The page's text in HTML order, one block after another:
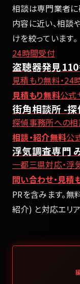
相談は専門業者に
内容に近い、相談
けを絞っています。
24時間受付
盗聴器発見
見積もり無料・24
見積もり無料公式
街角相談所 -探
探偵事務所への相
相談・紹介無料公
浮気調査専門
一都三県対応・浮
問い合わせ・見積
PRを含みます。無
紹介) と対応エリア